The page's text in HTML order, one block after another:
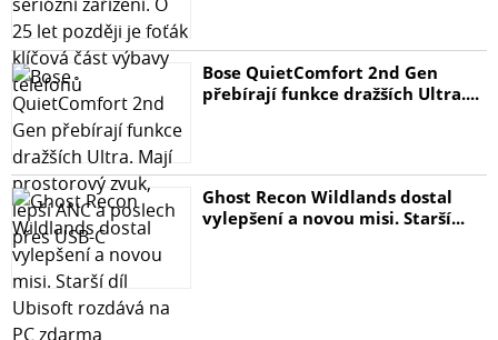
Bose QuietComfort 2nd Gen
přebírají funkce dražších Ultra....
Ghost Recon Wildlands dostal
vylepšení a novou misi. Starší...